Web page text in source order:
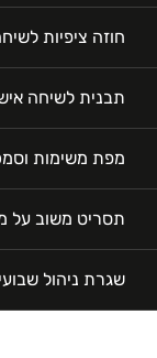
חוזה ציפיות
תבנית לשיחה
מפת משימות
תסריט משוב על
שגרת ניהול שבועית